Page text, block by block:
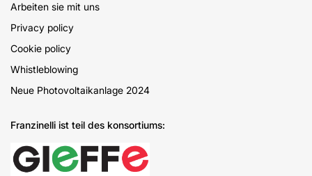
Arbeiten sie mit uns
Privacy policy
Cookie policy
Whistleblowing
Neue Photovoltaikanlage 2024
Franzinelli ist teil des konsortiums: